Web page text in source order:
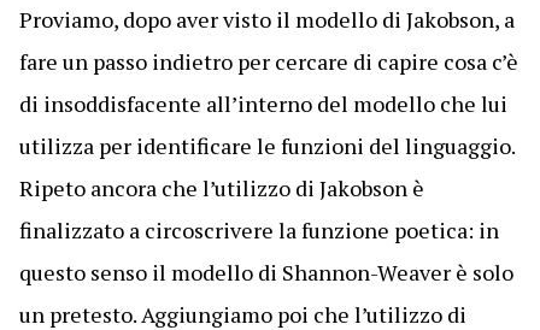
Proviamo, dopo aver visto il modello di Jakobson, a
fare un passo indietro per cercare di capire cosa c’è
di insoddisfacente all’interno del modello che lui
utilizza per identificare le funzioni del linguaggio.
Ripeto ancora che l’utilizzo di Jakobson è
finalizzato a circoscrivere la funzione poetica: in
questo senso il modello di Shannon-Weaver è solo
un pretesto. Aggiungiamo poi che l’utilizzo di